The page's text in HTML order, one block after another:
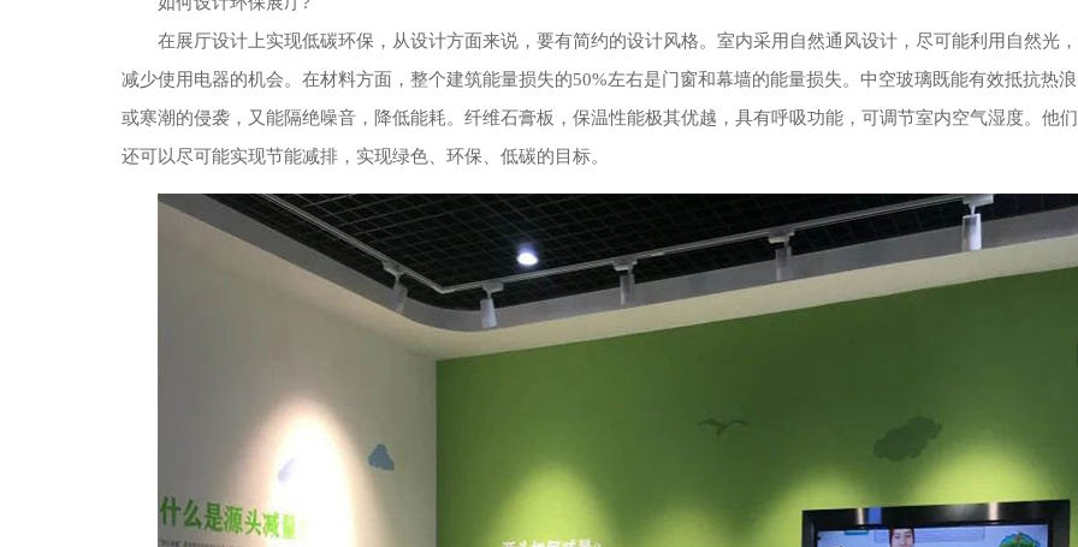
在展厅设计上实现低碳环保，从设计方面来说，要有简约的设计风格。室内采用自然通风设计，尽可能利用自然光，
减少使用电器的机会。在材料方面，整个建筑能量损失的50%左右是门窗和幕墙的能量损失。中空玻璃既能有效抵抗热浪
或寒潮的侵袭，又能隔绝噪音，降低能耗。纤维石膏板，保温性能极其优越，具有呼吸功能，可调节室内空气湿度。他们
还可以尽可能实现节能减排，实现绿色、环保、低碳的目标。